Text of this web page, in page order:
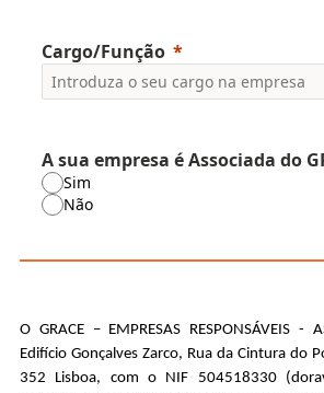
Cargo/Função
A sua empresa é Associada do
Sim
Não
O GRACE – EMPRESAS RESPONSÁVEIS -
Edifício Gonçalves Zarco, Rua da Cintura do
352 Lisboa, com o NIF 504518330